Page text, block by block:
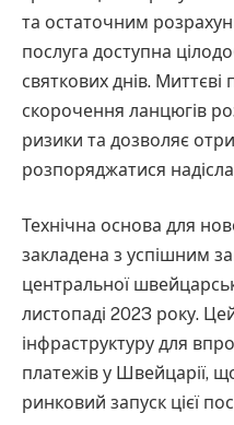
та остаточним
послуга доступна
святкових днів.
скорочення ланцюгів
ризики та дозволяє
розпоряджатися
Технічна основа для
закладена з успішним
центральної
листопаді 2023 року.
інфраструктуру для
платежів у Швейцарії,
ринковий запуск цієї